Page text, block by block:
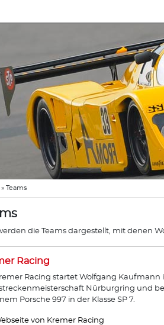
» Teams
die Teams dargestellt, mit denen
Racing
Racing startet Wolfgang Kaufmann
Nürburgring und
Porsche 997 in der Klasse SP 7.
von Kremer Racing